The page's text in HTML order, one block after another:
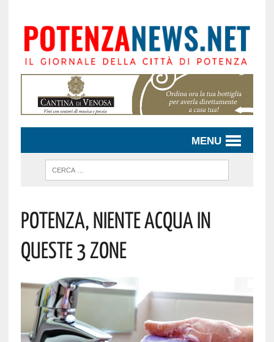
MENU
Potenza, Niente Acqua In
Queste 3 Zone